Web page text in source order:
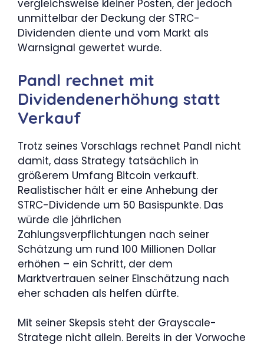
vergleichsweise kleiner Posten, der jedoch
unmittelbar der Deckung der STRC-
Dividenden diente und vom Markt als
Warnsignal gewertet wurde.
Pandl rechnet mit
Dividendenerhöhung statt
Verkauf
Trotz seines Vorschlags rechnet Pandl nicht
damit, dass Strategy tatsächlich in
größerem Umfang Bitcoin verkauft.
Realistischer hält er eine Anhebung der
STRC-Dividende um 50 Basispunkte. Das
würde die jährlichen
Zahlungsverpflichtungen nach seiner
Schätzung um rund 100 Millionen Dollar
erhöhen – ein Schritt, der dem
Marktvertrauen seiner Einschätzung nach
eher schaden als helfen dürfte.
Mit seiner Skepsis steht der Grayscale-
Stratege nicht allein. Bereits in der Vorwoche